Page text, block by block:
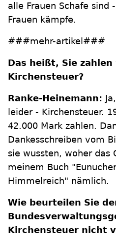
alle Frauen Schafe sind
Frauen kämpfe.
###mehr-artikel###
Das heißt, Sie
Kirchensteuer?
Ranke-Heinemann:
leider - Kirchensteuer.
42.000 Mark zahlen.
Dankesschreiben vom
sie wussten, woher das
meinem Buch
Himmelreich" nämlich.
Wie beurteilen Sie
Kirchensteuer nicht